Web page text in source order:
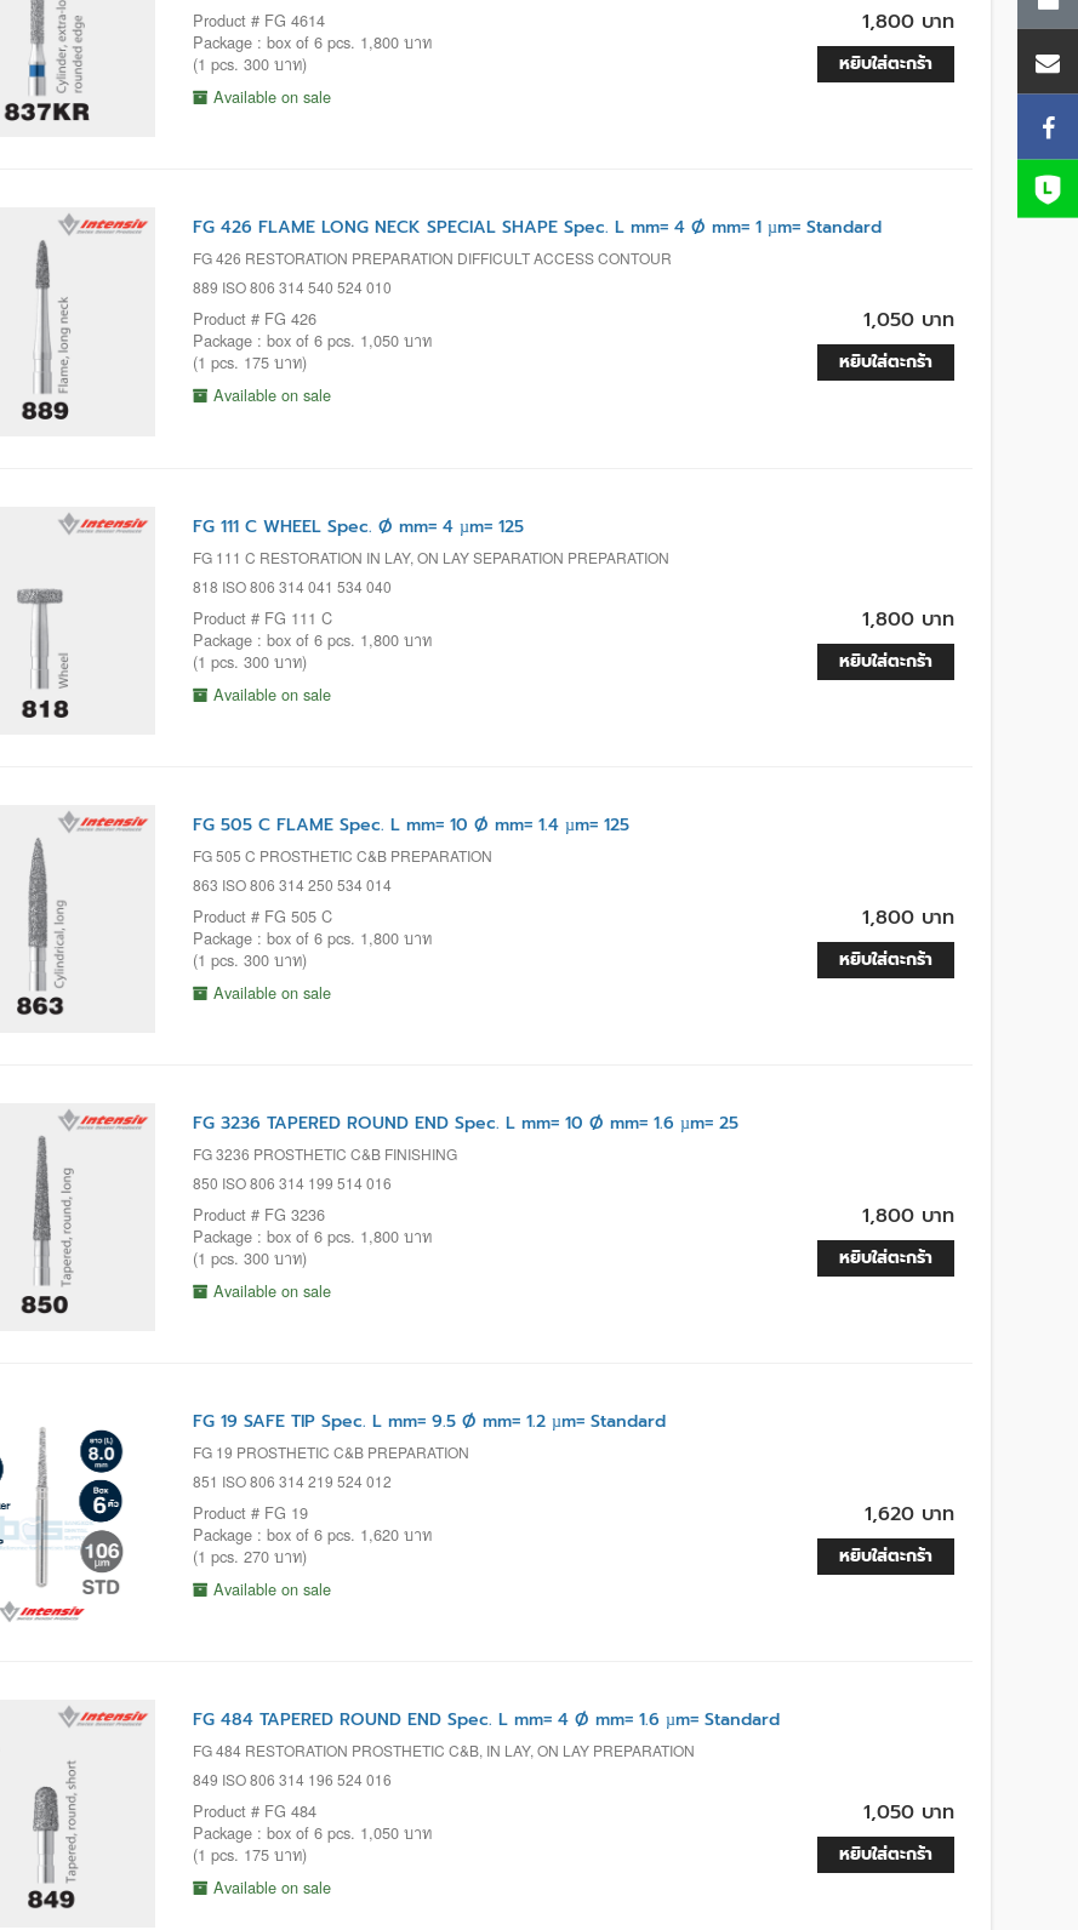
Product # FG 4614
Package : box of 6 pcs. 1,800 บาท
(1 pcs. 300 บาท)
Available on sale
1,800 บาท
หยิบใส่ตะกร้า
FG 426 FLAME LONG NECK SPECIAL SHAPE Spec. L mm= 4 Ø mm= 1 µm= Standard
FG 426 RESTORATION PREPARATION DIFFICULT ACCESS CONTOUR
889 ISO 806 314 540 524 010
Product # FG 426
Package : box of 6 pcs. 1,050 บาท
(1 pcs. 175 บาท)
Available on sale
1,050 บาท
หยิบใส่ตะกร้า
FG 111 C WHEEL Spec. Ø mm= 4 µm= 125
FG 111 C RESTORATION IN LAY, ON LAY SEPARATION PREPARATION
818 ISO 806 314 041 534 040
Product # FG 111 C
Package : box of 6 pcs. 1,800 บาท
(1 pcs. 300 บาท)
Available on sale
1,800 บาท
หยิบใส่ตะกร้า
FG 505 C FLAME Spec. L mm= 10 Ø mm= 1.4 µm= 125
FG 505 C PROSTHETIC C&B PREPARATION
863 ISO 806 314 250 534 014
Product # FG 505 C
Package : box of 6 pcs. 1,800 บาท
(1 pcs. 300 บาท)
Available on sale
1,800 บาท
หยิบใส่ตะกร้า
FG 3236 TAPERED ROUND END Spec. L mm= 10 Ø mm= 1.6 µm= 25
FG 3236 PROSTHETIC C&B FINISHING
850 ISO 806 314 199 514 016
Product # FG 3236
Package : box of 6 pcs. 1,800 บาท
(1 pcs. 300 บาท)
Available on sale
1,800 บาท
หยิบใส่ตะกร้า
FG 19 SAFE TIP Spec. L mm= 9.5 Ø mm= 1.2 µm= Standard
FG 19 PROSTHETIC C&B PREPARATION
851 ISO 806 314 219 524 012
Product # FG 19
Package : box of 6 pcs. 1,620 บาท
(1 pcs. 270 บาท)
Available on sale
1,620 บาท
หยิบใส่ตะกร้า
FG 484 TAPERED ROUND END Spec. L mm= 4 Ø mm= 1.6 µm= Standard
FG 484 RESTORATION PROSTHETIC C&B, IN LAY, ON LAY PREPARATION
849 ISO 806 314 196 524 016
Product # FG 484
Package : box of 6 pcs. 1,050 บาท
(1 pcs. 175 บาท)
Available on sale
1,050 บาท
หยิบใส่ตะกร้า